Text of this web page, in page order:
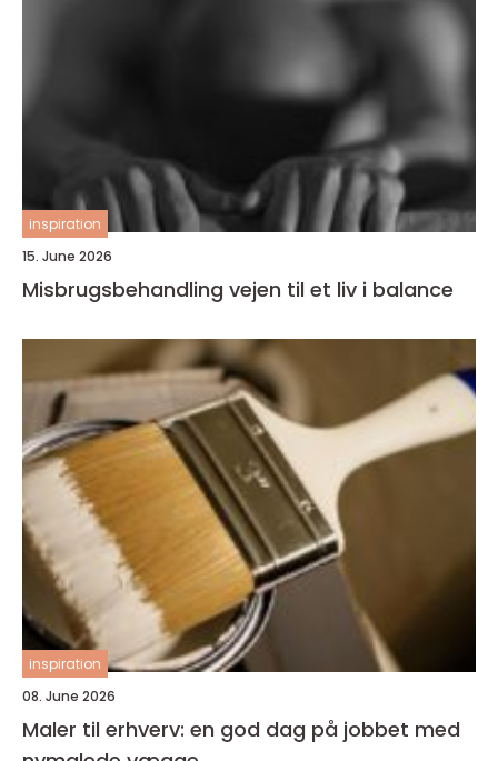
inspiration
15. June 2026
Misbrugsbehandling vejen til et liv i balance
inspiration
08. June 2026
Maler til erhverv: en god dag på jobbet med